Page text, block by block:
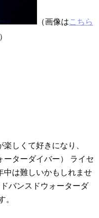
（画像はこちら
しくて好きになり、
ーターダイバー） ライセ
中は難しいかもしれませ
バンスドウォーターダ